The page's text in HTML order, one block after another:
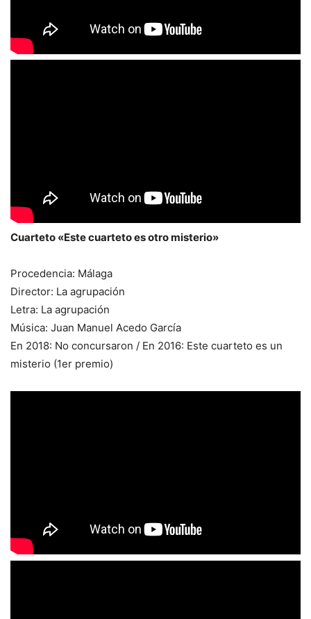
Cuarteto «Este cuarteto es otro misterio»
Procedencia: Málaga
Director: La agrupación
Letra: La agrupación
Música: Juan Manuel Acedo García
En 2018: No concursaron / En 2016: Este cuarteto es un
misterio (1er premio)